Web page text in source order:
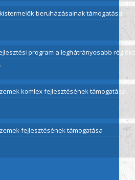
beruházásainak támogatása
program a leghátrányosabb
komlex fejlesztésének támogatása
fejlesztésének támogatása